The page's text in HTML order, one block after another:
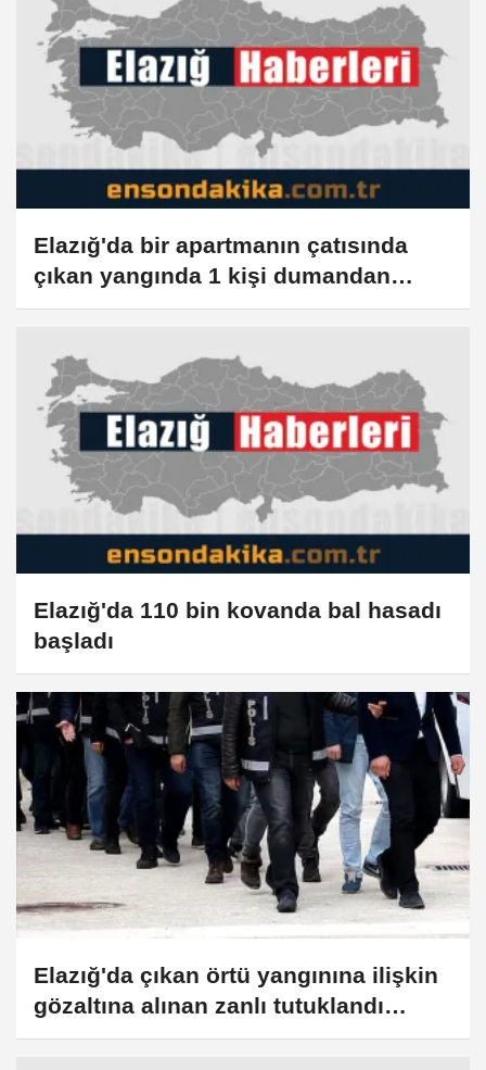
Elazığ'da bir apartmanın çatısında
çıkan yangında 1 kişi dumandan
etkilendi
Elazığ'da 110 bin kovanda bal hasadı
başladı
Elazığ'da çıkan örtü yangınına ilişkin
gözaltına alınan zanlı tutuklandı
(GÜNCELLEME)